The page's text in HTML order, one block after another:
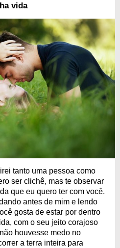
vida
tanto uma pessoa como
ser clichê, mas te observar
que eu quero ter com você.
antes de mim e lendo
gosta de estar por dentro
com o seu jeito corajoso
houvesse medo no
a terra inteira para